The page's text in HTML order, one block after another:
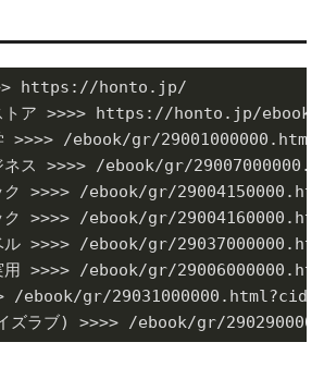
https://honto.jp/
トア >>>> https://honto.jp/
>>>> /ebook/gr/
ネス >>>> /ebook/gr/
ク >>>> /ebook/gr/
ク >>>> /ebook/gr/
ル >>>> /ebook/gr/
用 >>>> /ebook/gr/
/ebook/gr/
ズラブ) >>>> /ebook/gr/